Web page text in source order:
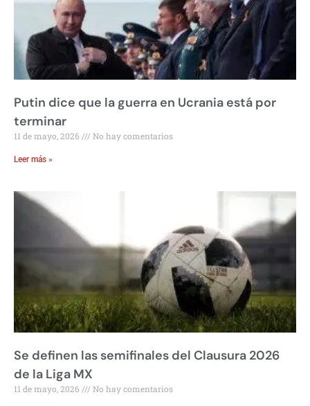
Putin dice que la guerra en Ucrania está por
terminar
11 de mayo, 2026 No hay comentarios
Leer más »
Se definen las semifinales del Clausura 2026
de la Liga MX
11 de mayo, 2026 No hay comentarios